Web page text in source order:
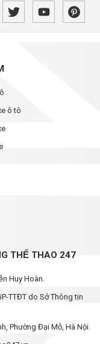
ô tô
THỂ THAO 247
Huy Hoàn.
TTĐT do Sở Thông tin
Phường Đại Mỗ, Hà Nội.